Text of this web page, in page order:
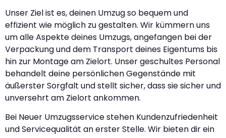
Unser Ziel ist es, deinen Umzug so bequem und
effizient wie möglich zu gestalten. Wir kümmern uns
um alle Aspekte deines Umzugs, angefangen bei der
Verpackung und dem Transport deines Eigentums bis
hin zur Montage am Zielort. Unser geschultes Personal
behandelt deine persönlichen Gegenstände mit
äußerster Sorgfalt und stellt sicher, dass sie sicher und
unversehrt am Zielort ankommen.
Bei Neuer Umzugsservice stehen Kundenzufriedenheit
und Servicequalität an erster Stelle. Wir bieten dir ein